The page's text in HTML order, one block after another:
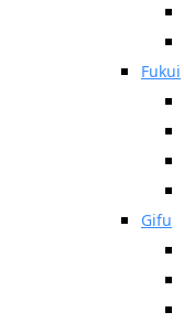
Fukui
Gifu